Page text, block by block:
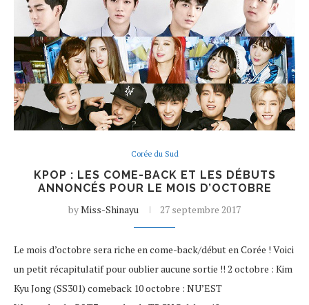
Corée du Sud
KPOP : LES COME-BACK ET LES DÉBUTS
ANNONCÉS POUR LE MOIS D’OCTOBRE
byMiss-Shinayu 27 septembre 2017
Le mois d’octobre sera riche en come-back/début en Corée ! Voici
un petit récapitulatif pour oublier aucune sortie !! 2 octobre : Kim
Kyu Jong (SS301) comeback 10 octobre : NU’EST